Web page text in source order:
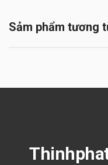
Sảm phẩm tương